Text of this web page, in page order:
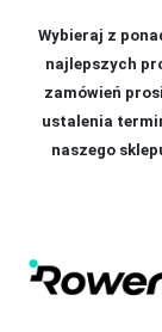
Wybieraj z
najlepszych
zamówień
ustalenia
naszego